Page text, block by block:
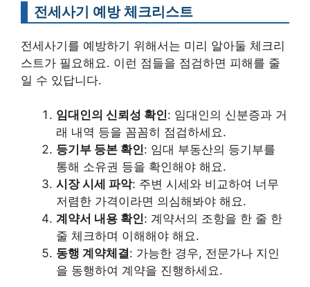
전세사기 예방 체크리스트
전세사기를 예방하기 위해서는 미리 알아둘 체크리
스트가 필요해요. 이런 점들을 점검하면 피해를 줄
일 수 있답니다.
임대인의 신뢰성 확인: 임대인의 신분증과 거
래 내역 등을 꼼꼼히 점검하세요.
등기부 등본 확인: 임대 부동산의 등기부를
통해 소유권 등을 확인해야 해요.
시장 시세 파악: 주변 시세와 비교하여 너무
저렴한 가격이라면 의심해봐야 해요.
계약서 내용 확인: 계약서의 조항을 한 줄 한
줄 체크하며 이해해야 해요.
동행 계약체결: 가능한 경우, 전문가나 지인
을 동행하여 계약을 진행하세요.